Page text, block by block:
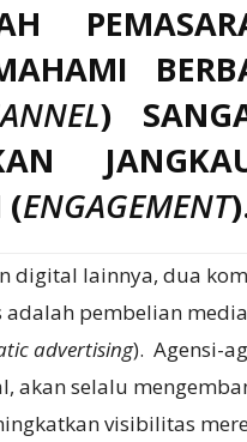
)
(ENGAGEMENT
digital lainnya, dua
adalah pembelian
advertising). Agensi-
akan selalu
visibilitas